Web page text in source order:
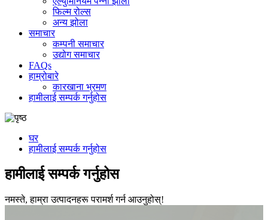
फिल्म रोल्स
अन्य झोला
समाचार
कम्पनी समाचार
उद्योग समाचार
FAQs
हाम्रोबारे
कारखाना भ्रमण
हामीलाई सम्पर्क गर्नुहोस
घर
हामीलाई सम्पर्क गर्नुहोस
हामीलाई सम्पर्क गर्नुहोस
नमस्ते, हाम्रा उत्पादनहरू परामर्श गर्न आउनुहोस्!